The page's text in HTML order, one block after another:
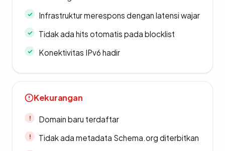
Infrastruktur merespons dengan latensi wajar
Tidak ada hits otomatis pada blocklist
Konektivitas IPv6 hadir
Kekurangan
Domain baru terdaftar
Tidak ada metadata Schema.org diterbitkan